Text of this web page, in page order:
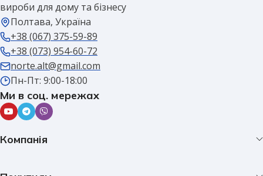
вироби для дому та бізнесу
Полтава, Україна
+38 (067) 375-59-89
+38 (073) 954-60-72
norte.alt@gmail.com
Пн-Пт: 9:00-18:00
Ми в соц. мережах
Компанія